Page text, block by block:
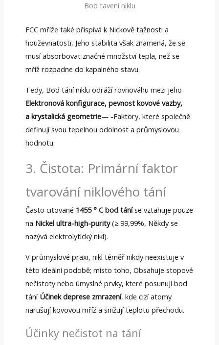
Bod tavení niklu
FCC mříže také přispívá k Nickově tažnosti a
houževnatosti, Jeho stabilita však znamená, že se
musí absorbovat značné množství tepla, než se
mříž rozpadne do kapalného stavu.
Tedy, Bod tání niklu odráží rovnováhu mezi jeho
Elektronová konfigurace, pevnost kovové vazby,
a krystalická geometrie— -Faktory, které společně
definují svou tepelnou odolnost a průmyslovou
hodnotu.
3. Čistota: Primární faktor
tvarování niklového tání
Často citované 1455 ° C bod táníse vztahuje pouze
na Nickel ultra-high-purity(≥ 99,99%, Někdy se
nazývá elektrolytický nikl).
V průmyslové praxi, nikl téměř nikdy neexistuje v
této ideální podobě; místo toho, Obsahuje stopové
nečistoty nebo úmyslné prvky, které posunují bod
tání Účinek deprese zmrazení, kde cizí atomy
narušují kovovou mříž a snižují teplotu přechodu.
Účinky nečistot na tání